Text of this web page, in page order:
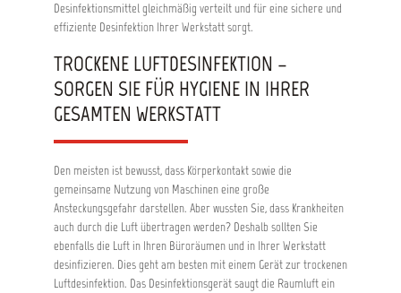
Desinfektionsmittel gleichmäßig verteilt und für eine sichere und
effiziente Desinfektion Ihrer Werkstatt sorgt.
TROCKENE LUFTDESINFEKTION –
SORGEN SIE FÜR HYGIENE IN IHRER
GESAMTEN WERKSTATT
Den meisten ist bewusst, dass Körperkontakt sowie die
gemeinsame Nutzung von Maschinen eine große
Ansteckungsgefahr darstellen. Aber wussten Sie, dass Krankheiten
auch durch die Luft übertragen werden? Deshalb sollten Sie
ebenfalls die Luft in Ihren Büroräumen und in Ihrer Werkstatt
desinfizieren. Dies geht am besten mit einem Gerät zur trockenen
Luftdesinfektion. Das Desinfektionsgerät saugt die Raumluft ein